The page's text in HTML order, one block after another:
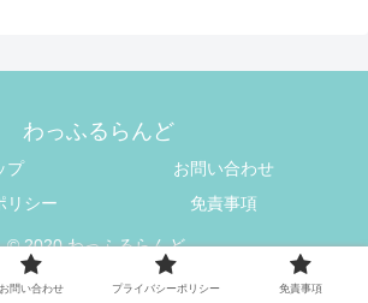
わっふるらんど
プ
お問い合わせ
リシー
免責事項
© 2020 わっふるらんど.
お問い合わせ プライバシーポリシー 免責事項